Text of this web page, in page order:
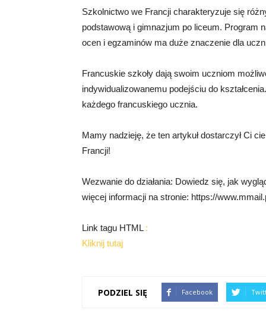
Szkolnictwo we Francji charakteryzuje się
podstawową i gimnazjum po liceum. Program
ocen i egzaminów ma duże znaczenie dla
Francuskie szkoły dają swoim uczniom
indywidualizowanemu podejściu do
każdego francuskiego ucznia.
Mamy nadzieję, że ten artykuł dostarczył Ci
Francji!
Wezwanie do działania: Dowiedz się, jak
więcej informacji na stronie: https://
Link tagu HTML :
Kliknij tutaj
PODZIEL SIĘ Facebook